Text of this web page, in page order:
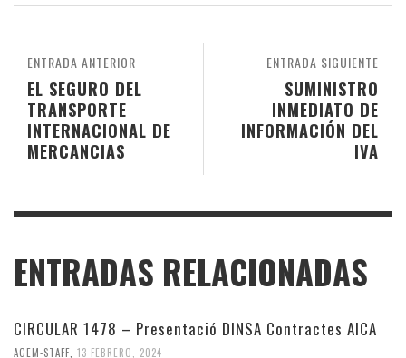
ENTRADA SIGUIENTE
SUMINISTRO
INMEDIATO DE
INFORMACIÓN DEL
IVA
ENTRADA ANTERIOR
EL SEGURO DEL
TRANSPORTE
INTERNACIONAL DE
MERCANCIAS
ENTRADAS RELACIONADAS
CIRCULAR 1478 – Presentació DINSA Contractes AICA
AGEM-STAFF 13 FEBRERO, 2024